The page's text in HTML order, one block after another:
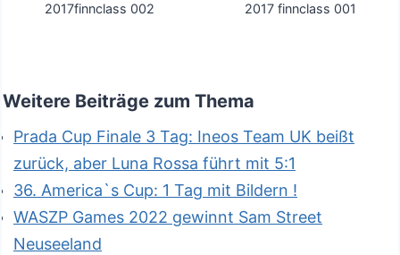
2017finnclass 002 2017 finnclass 001
Weitere Beiträge zum Thema
Prada Cup Finale 3 Tag: Ineos Team UK beißt
zurück, aber Luna Rossa führt mit 5:1
36. America`s Cup: 1 Tag mit Bildern !
WASZP Games 2022 gewinnt Sam Street
Neuseeland